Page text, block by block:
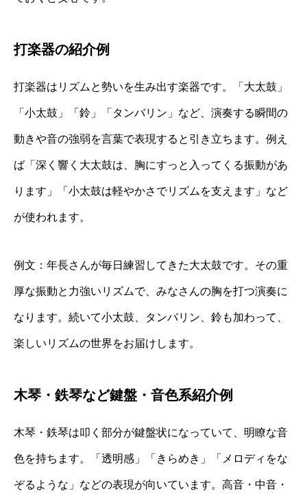
打楽器の紹介例
打楽器はリズムと勢いを生み出す楽器です。「大太鼓」
「小太鼓」「鈴」「タンバリン」など、演奏する瞬間の
動きや音の強弱を言葉で表現すると引き立ちます。例え
ば「深く響く大太鼓は、胸にすっと入ってくる振動があ
ります」「小太鼓は軽やかさでリズムを支えます」など
が使われます。
例文：年長さんが毎日練習してきた大太鼓です。その重
厚な振動と力強いリズムで、みなさんの胸を打つ演奏に
なります。続いて小太鼓、タンバリン、鈴も加わって、
楽しいリズムの世界をお届けします。
木琴・鉄琴など鍵盤・音色系紹介例
木琴・鉄琴は叩く部分が鍵盤状になっていて、明瞭な音
色を持ちます。「透明感」「きらめき」「メロディをな
ぞるような」などの表現が向いています。高音・中音・